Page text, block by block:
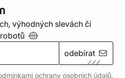
výhodných slevách či
robotů
odebírat
ochrany osobních údajů.